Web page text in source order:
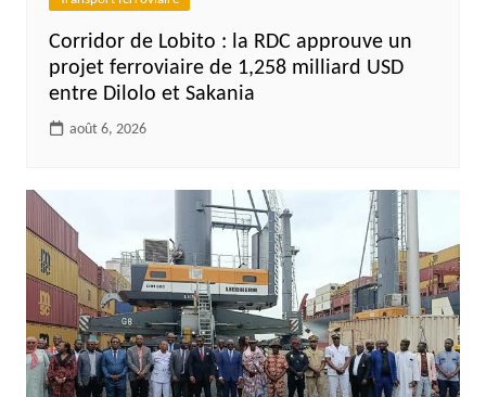
Corridor de Lobito : la RDC approuve un
projet ferroviaire de 1,258 milliard USD
entre Dilolo et Sakania
août 6, 2026